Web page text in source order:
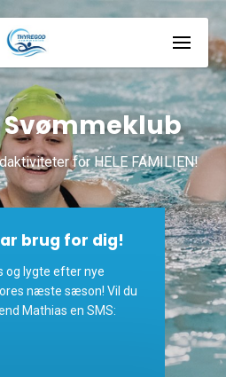
for HELE FAMILIEN!
brug for dig!
og lygte efter nye
næste sæson! Vil du
Mathias en SMS: